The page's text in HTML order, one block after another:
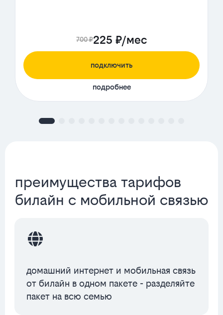
700 ₽225 ₽/мес
подключить
подробнее
преимущества тарифов
билайн с мобильной связью
домашний интернет и мобильная связь
от билайн в одном пакете - разделяйте
пакет на всю семью